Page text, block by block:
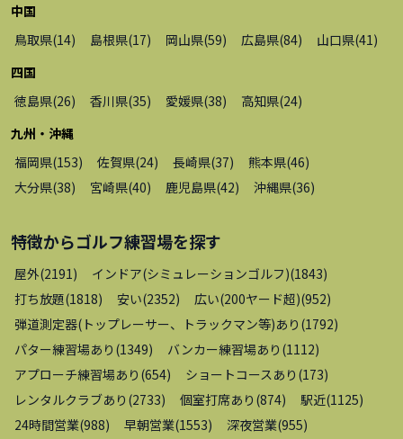
中国
鳥取県(14) 島根県(17) 岡山県(59) 広島県(84) 山口県(41 )
四国
徳島県(26) 香川県(35) 愛媛県(38) 高知県(24)
九州・沖縄
福岡県(153) 佐賀県(24) 長崎県(37) 熊本県(46)
大分県(38) 宮崎県(40) 鹿児島県(42) 沖縄県(36)
特徴からゴルフ練習場を探す
屋外(2191 ) インドア(シミュレーションゴルフ)(1843)
打ち放題(1818) 安い(2352) 広い(200ヤード超)(952)
弾道測定器(トップレーサー、トラックマン等)あり (1792)
パター練習場あり (1349) バンカー練習場あり (1112)
アプローチ練習場あり (654) ショートコースあり (173)
レンタルクラブあり (2733) 個室打席あり (874) 駅近(1125)
24時間営業(988) 早朝営業(1553) 深夜営業(955)